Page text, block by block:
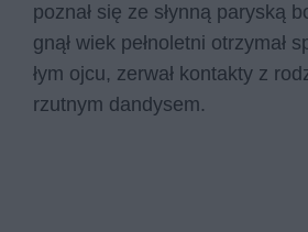
po­znał się ze słyn­ną pa­ry­ską
gnął wiek peł­no­let­ni otrzy­mał
łym ojcu, ze­rwał kon­tak­ty z
rzut­nym dan­dy­sem.